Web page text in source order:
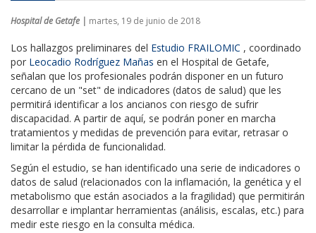
Hospital de Getafe | martes, 19 de junio de 2018
Los hallazgos preliminares del Estudio FRAILOMIC , coordinado
por Leocadio Rodríguez Mañas en el Hospital de Getafe,
señalan que los profesionales podrán disponer en un futuro
cercano de un "set" de indicadores (datos de salud) que les
permitirá identificar a los ancianos con riesgo de sufrir
discapacidad. A partir de aquí, se podrán poner en marcha
tratamientos y medidas de prevención para evitar, retrasar o
limitar la pérdida de funcionalidad.
Según el estudio, se han identificado una serie de indicadores o
datos de salud (relacionados con la inflamación, la genética y el
metabolismo que están asociados a la fragilidad) que permitirán
desarrollar e implantar herramientas (análisis, escalas, etc.) para
medir este riesgo en la consulta médica.